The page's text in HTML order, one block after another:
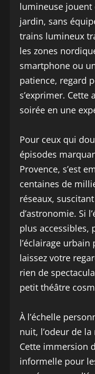
lumineuse jouent
jardin, sans
trains lumineux
les zones
smartphone ou
patience, regard
s’exprimer.
soirée en une
Pour ceux qui
épisodes
Provence, s’est
centaines de
réseaux,
d’astronomie. Si
plus accessibles,
l’éclairage
laissez votre
rien de
petit théâtre
À l’échelle
nuit, l’odeur de
Cette immersion
informelle pour